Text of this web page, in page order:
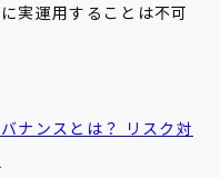
実運用することは不可
ナンスとは？ リスク対